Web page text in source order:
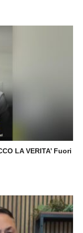
LA VERITA’ Fuori